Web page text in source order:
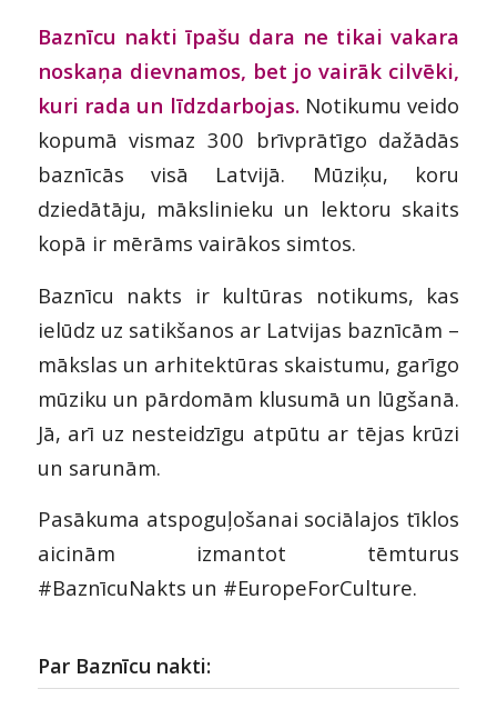
Baznīcu nakti īpašu dara ne tikai vakara
noskaņa dievnamos, bet jo vairāk cilvēki,
kuri rada un līdzdarbojas. Notikumu veido
kopumā vismaz 300 brīvprātīgo dažādās
baznīcās visā Latvijā. Mūziķu, koru
dziedātāju, mākslinieku un lektoru skaits
kopā ir mērāms vairākos simtos.
Baznīcu nakts ir kultūras notikums, kas
ielūdz uz satikšanos ar Latvijas baznīcām –
mākslas un arhitektūras skaistumu, garīgo
mūziku un pārdomām klusumā un lūgšanā.
Jā, arī uz nesteidzīgu atpūtu ar tējas krūzi
un sarunām.
Pasākuma atspoguļošanai sociālajos tīklos
aicinām izmantot tēmturus
#BaznīcuNakts un #EuropeForCulture.
Par Baznīcu nakti: